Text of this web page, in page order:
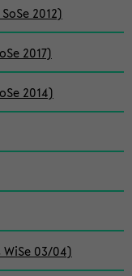
2012)
2017)
2014)
03/04)